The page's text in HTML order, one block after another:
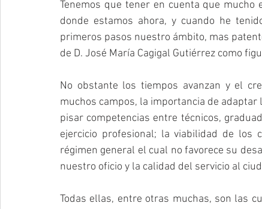
Tenemos que tener en cuenta que
donde estamos ahora, y cuando he
primeros pasos nuestro ámbito, mas
de D. José María Cagigal Gutiérrez como
No obstante los tiempos avanzan y el
muchos campos, la importancia de
pisar competencias entre técnicos,
ejercicio profesional; la viabilidad de
régimen general el cual no favorece su
nuestro oficio y la calidad del servicio al
Todas ellas, entre otras muchas, son las